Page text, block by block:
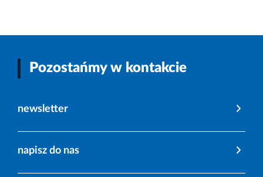
Pozostańmy w kontakcie
newsletter
napisz do nas